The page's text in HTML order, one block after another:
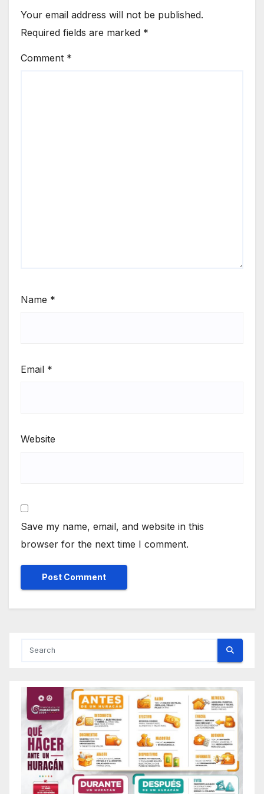
Your email address will not be published.
Required fields are marked *
Comment *
Name *
Email *
Website
Save my name, email, and website in this
browser for the next time I comment.